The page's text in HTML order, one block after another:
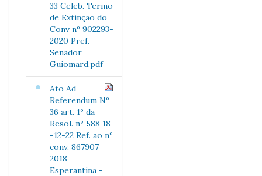
33 Celeb. Termo
de Extinção do
Conv nº 902293-
2020 Pref.
Senador
Guiomard.pdf
Ato Ad
Referendum Nº
36 art. 1º da
Resol. nº 588 18
-12-22 Ref. ao nº
conv. 867907-
2018
Esperantina -